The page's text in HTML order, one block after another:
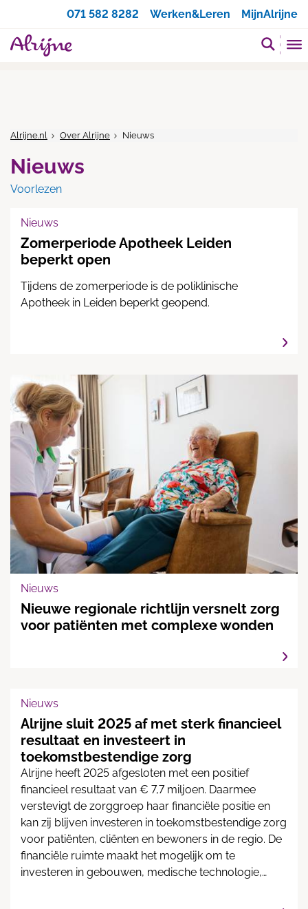
071 582 8282
Werken&Leren MijnAlrijne
Alrijne.nl Over Alrijne Nieuws
Nieuws
Voorlezen
Nieuws
Zomerperiode Apotheek Leiden
beperkt open
Tijdens de zomerperiode is de poliklinische
Apotheek in Leiden beperkt geopend.
Nieuws
Nieuwe regionale richtlijn versnelt zorg
voor patiënten met complexe wonden
Nieuws
Alrijne sluit 2025 af met sterk financieel
resultaat en investeert in
toekomstbestendige zorg
Alrijne heeft 2025 afgesloten met een positief
financieel resultaat van € 7,7 miljoen. Daarmee
verstevigt de zorggroep haar financiële positie en
kan zij blijven investeren in toekomstbestendige zorg
voor patiënten, cliënten en bewoners in de regio. De
financiële ruimte maakt het mogelijk om te
investeren in gebouwen, medische technologie,